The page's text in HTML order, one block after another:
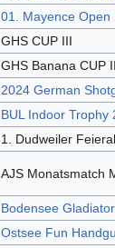
01. Mayence Open
GHS CUP III
GHS Banana CUP
2024 German
BUL Indoor Trophy
1. Dudweiler
AJS Monatsmatch
Bodensee
Ostsee Fun